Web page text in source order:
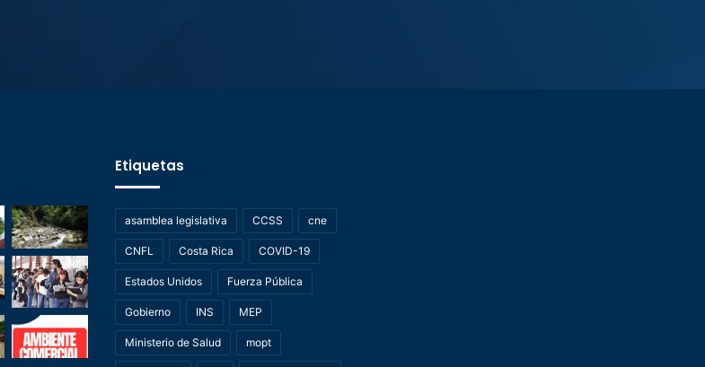
Etiquetas
asamblea legislativa CCSS cne
CNFL Costa Rica COVID-19
Estados Unidos Fuerza Pública
Gobierno INS MEP
Ministerio de Salud mopt